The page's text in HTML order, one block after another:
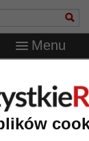
Menu
na wymiar